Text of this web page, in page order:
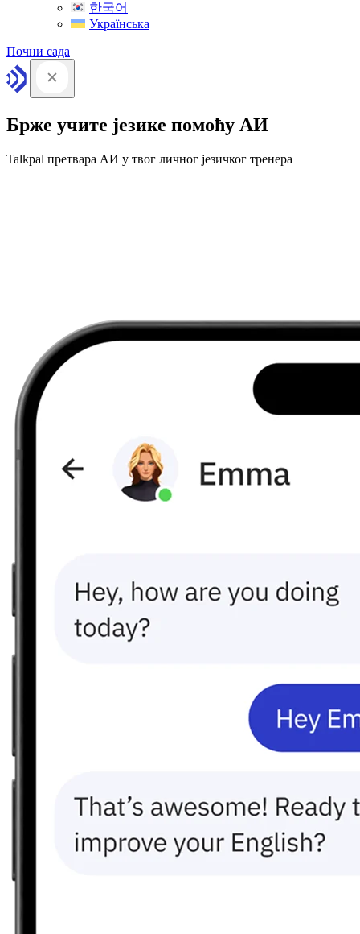
한국어
Українська
Почни сада
Брже учите језике помоћу АИ
Talkpal претвара АИ у твог личног језичког тренера